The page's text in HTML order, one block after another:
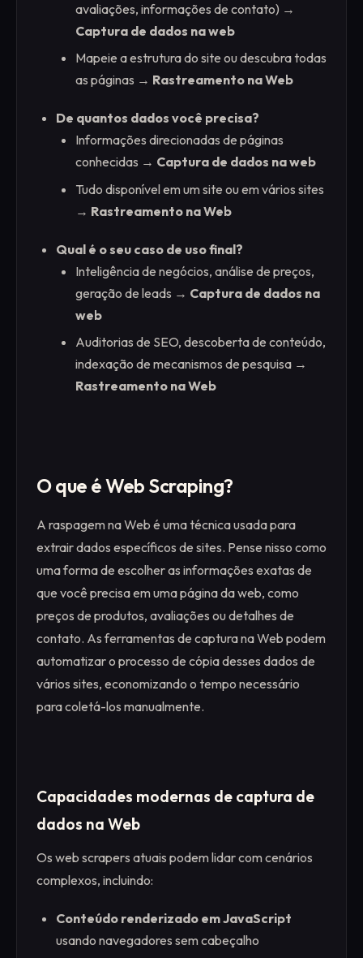
avaliações, informações de contato) →
Captura de dados na web
Mapeie a estrutura do site ou descubra todas
as páginas → Rastreamento na Web
De quantos dados você precisa?
Informações direcionadas de páginas
conhecidas → Captura de dados na web
Tudo disponível em um site ou em vários sites
→ Rastreamento na Web
Qual é o seu caso de uso final?
Inteligência de negócios, análise de preços,
geração de leads → Captura de dados na
web
Auditorias de SEO, descoberta de conteúdo,
indexação de mecanismos de pesquisa →
Rastreamento na Web
O que é Web Scraping?
A raspagem na Web é uma técnica usada para
extrair dados específicos de sites. Pense nisso como
uma forma de escolher as informações exatas de
que você precisa em uma página da web, como
preços de produtos, avaliações ou detalhes de
contato. As ferramentas de captura na Web podem
automatizar o processo de cópia desses dados de
vários sites, economizando o tempo necessário
para coletá-los manualmente.
Capacidades modernas de captura de
dados na Web
Os web scrapers atuais podem lidar com cenários
complexos, incluindo:
Conteúdo renderizado em JavaScript
usando navegadores sem cabeçalho